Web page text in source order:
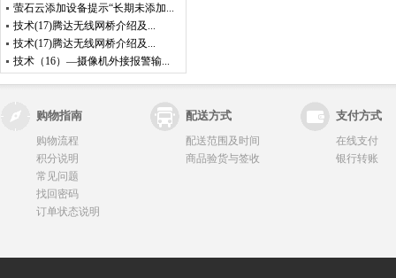
萤石云添加设备提示“长期未添加...
技术(17)腾达无线网桥介绍及...
技术(17)腾达无线网桥介绍及...
技术（16）—摄像机外接报警输...
购物指南 配送方式 支付方式
购物流程
积分说明
常见问题
找回密码
订单状态说明
配送范围及时间
商品验货与签收
在线支付
银行转账